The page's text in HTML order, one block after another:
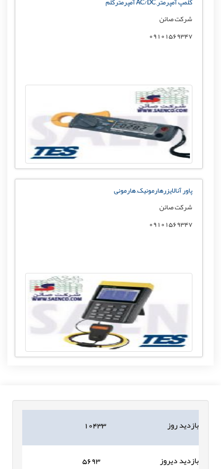
شرکت صائن
09101569347
پاور آنالایزرهارمونیک, هارمونی
شرکت صائن
09101569347
بازدید روز ۱۰۴۳۳
بازدید دیروز ۵۶۹۳